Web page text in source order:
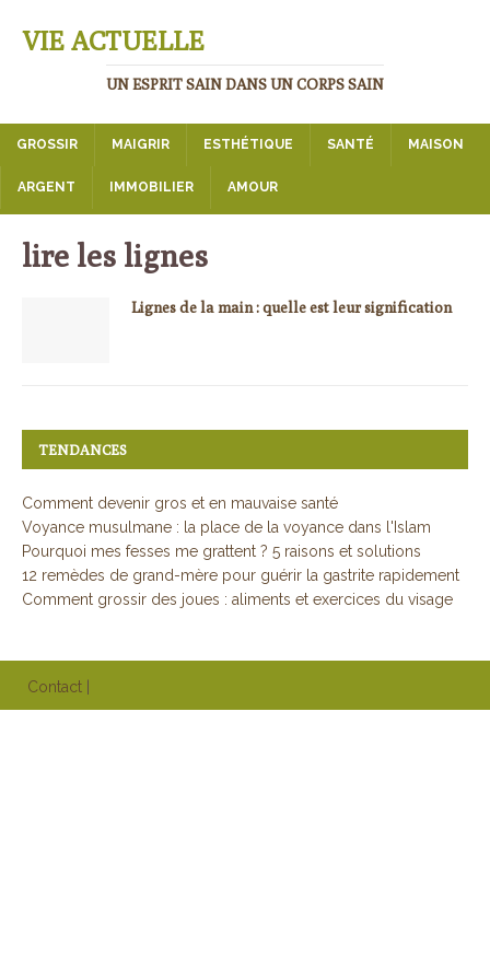
VIE ACTUELLE
UN ESPRIT SAIN DANS UN CORPS SAIN
GROSSIR MAIGRIR ESTHÉTIQUE SANTÉ MAISON
ARGENT IMMOBILIER AMOUR
lire les lignes
Lignes de la main : quelle est leur signification
TENDANCES
Comment devenir gros et en mauvaise santé
Voyance musulmane : la place de la voyance dans l'Islam
Pourquoi mes fesses me grattent ? 5 raisons et solutions
12 remèdes de grand-mère pour guérir la gastrite rapidement
Comment grossir des joues : aliments et exercices du visage
Contact